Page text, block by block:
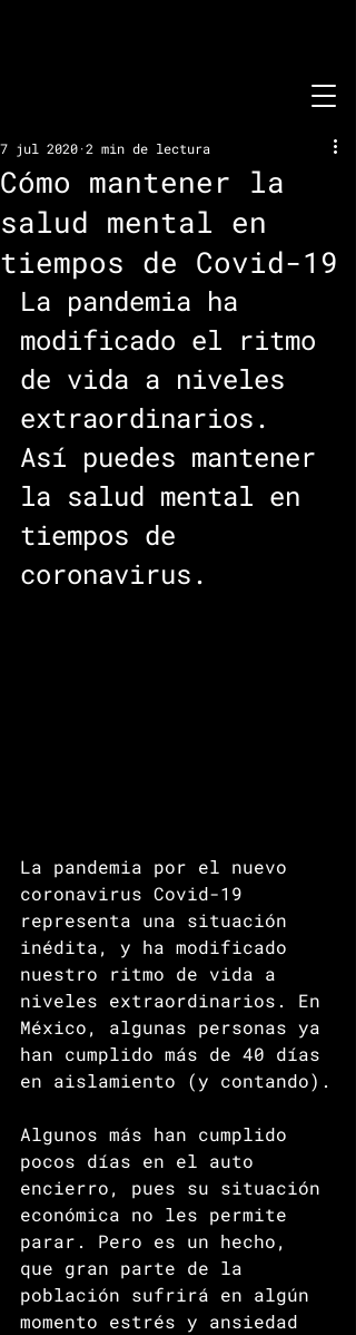
Cómo mantener la
salud mental en
tiempos de Covid-19
7 jul 2020 2 min de lectura
La pandemia ha
modificado el ritmo
de vida a niveles
extraordinarios.
Así puedes mantener
la salud mental en
tiempos de
coronavirus.
La pandemia por el nuevo
coronavirus Covid-19
representa una situación
inédita, y ha modificado
nuestro ritmo de vida a
niveles extraordinarios. En
México, algunas personas ya
han cumplido más de 40 días
en aislamiento (y contando).
Algunos más han cumplido
pocos días en el auto
encierro, pues su situación
económica no les permite
parar. Pero es un hecho,
que gran parte de la
población sufrirá en algún
momento estrés y ansiedad